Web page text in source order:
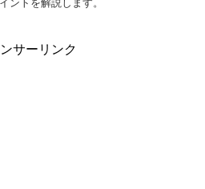
ントを解説します。
サーリンク